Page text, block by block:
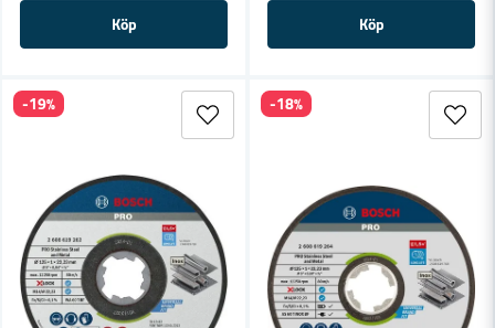
Köp Köp
-19% -18%